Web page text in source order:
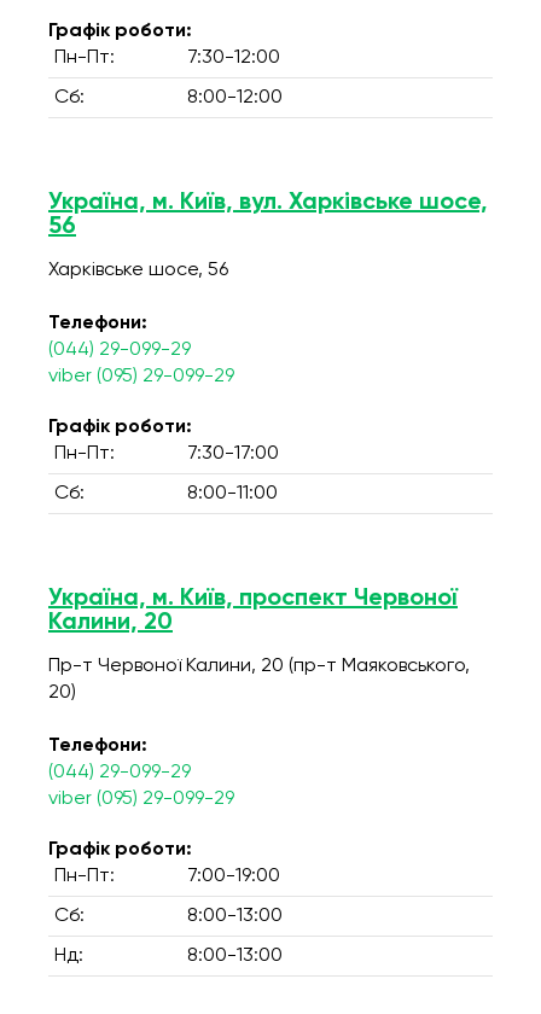
Графік роботи:
Пн-Пт:
7:30-12:00
Сб: 8:00-12:00
Україна, м. Київ, вул. Харківське шосе,
56
Харківське шосе, 56
Телефони:
(044) 29-099-29
viber (095) 29-099-29
Графік роботи:
Пн-Пт:
7:30-17:00
Сб: 8:00-11:00
Україна, м. Київ, проспект Червоної
Калини, 20
Пр-т Червоної Калини, 20 (пр-т Маяковського,
20)
Телефони:
(044) 29-099-29
viber (095) 29-099-29
Графік роботи:
Пн-Пт:
7:00-19:00
Сб: 8:00-13:00
Нд: 8:00-13:00